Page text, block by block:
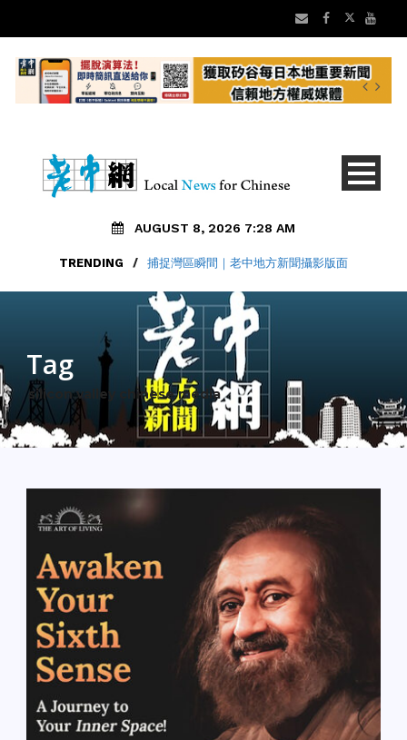
AUGUST 8, 2026 7:28 AM
TRENDING / 捕捉灣區瞬間｜老中地方新聞攝影版面
Tag
silicon valley chinese media